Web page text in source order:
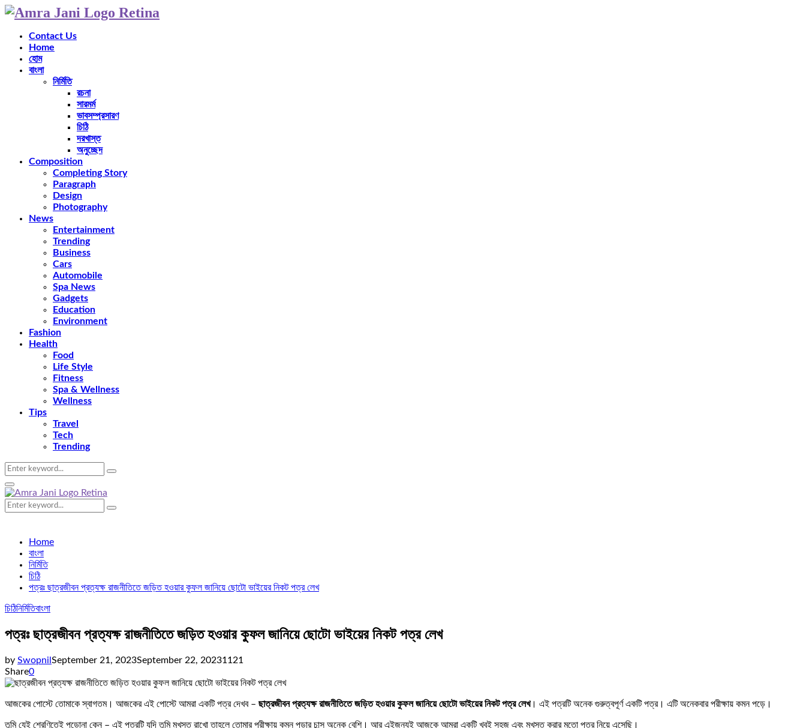
Contact Us
Home
হোম
বাংলা
নির্মিতি
রচনা
সারমর্ম
ভাবসম্প্রসারণ
চিঠি
দরখাস্ত
অনুচ্ছেদ
Composition
Completing Story
Paragraph
Design
Photography
News
Entertainment
Trending
Business
Cars
Automobile
Spa News
Gadgets
Education
Environment
Fashion
Health
Food
Life Style
Fitness
Spa & Wellness
Wellness
Tips
Travel
Tech
Trending
Search
for:
Search
Primary
Menu
Search
for:
Search
Home
বাংলা
নির্মিতি
চিঠি
পত্রঃ ছাত্রজীবন প্রত্যক্ষ রাজনীতিতে জড়িত হওয়ার কুফল জানিয়ে ছোটো ভাইয়ের নিকট পত্র লেখ
চিঠিনির্মিতিবাংলা
পত্রঃ ছাত্রজীবন প্রত্যক্ষ রাজনীতিতে জড়িত হওয়ার কুফল জানিয়ে ছোটো ভাইয়ের নিকট পত্র লেখ
by Swopnil September 21, 2023September 22, 20231121
Share0
আজকের পোস্টে তোমাকে স্বাগতম। আজকের এই পোস্টে আমরা একটি পত্র দেখব – ছাত্রজীবন প্রত্যক্ষ রাজনীতিতে জড়িত হওয়ার কুফল জানিয়ে ছোটো ভাইয়ের নিকট পত্র লেখ। এই পত্রটি অনেক গুরুত্বপূর্ণ একটি পত্র। এটি অনেকবার পরীক্ষায় কমন পড়ে।
তুমি যেই শ্রেণিতেই পড়োনা কেন – এই পত্রটি যদি তুমি মুখস্ত রাখো তাহলে তোমার পরীক্ষায় কমন পড়ার চান্স অনেক বেশি। আর এইজন্যই আজকে আমরা একটি খুবই সহজ এবং মুখস্ত করার মতো পত্র নিয়ে এসেছি।